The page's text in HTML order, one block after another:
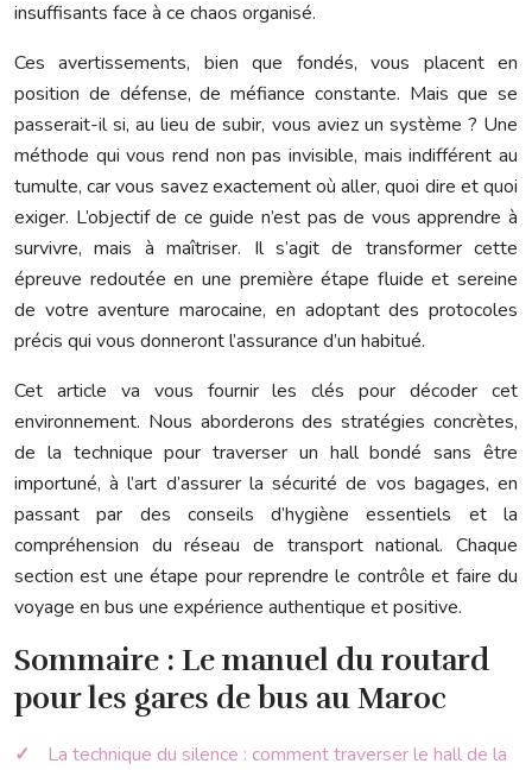
insuffisants face à ce chaos organisé.
Ces avertissements, bien que fondés, vous placent en
position de défense, de méfiance constante. Mais que se
passerait-il si, au lieu de subir, vous aviez un système ? Une
méthode qui vous rend non pas invisible, mais indifférent au
tumulte, car vous savez exactement où aller, quoi dire et quoi
exiger. L’objectif de ce guide n’est pas de vous apprendre à
survivre, mais à maîtriser. Il s’agit de transformer cette
épreuve redoutée en une première étape fluide et sereine
de votre aventure marocaine, en adoptant des protocoles
précis qui vous donneront l’assurance d’un habitué.
Cet article va vous fournir les clés pour décoder cet
environnement. Nous aborderons des stratégies concrètes,
de la technique pour traverser un hall bondé sans être
importuné, à l’art d’assurer la sécurité de vos bagages, en
passant par des conseils d’hygiène essentiels et la
compréhension du réseau de transport national. Chaque
section est une étape pour reprendre le contrôle et faire du
voyage en bus une expérience authentique et positive.
Sommaire : Le manuel du routard
pour les gares de bus au Maroc
La technique du silence : comment traverser le hall de la